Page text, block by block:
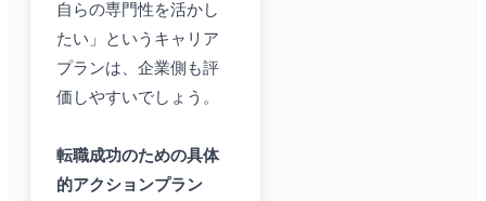
自らの専門性を活かし
たい」というキャリア
プランは、企業側も評
価しやすいでしょう。
転職成功のための具体
的アクションプラン